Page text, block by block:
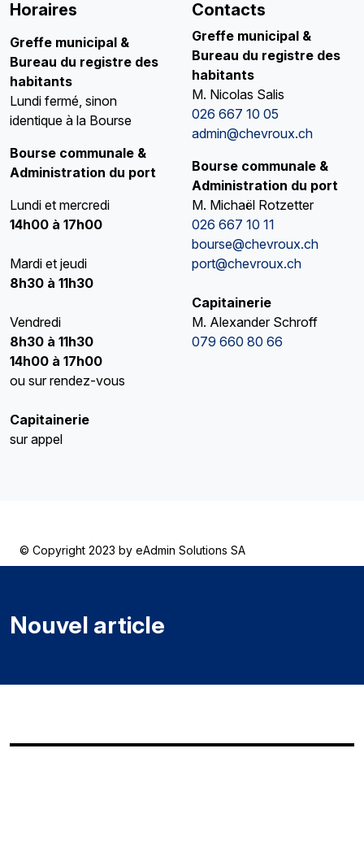
Horaires
Greffe municipal &
Bureau du registre des
habitants
Lundi fermé, sinon
identique à la Bourse
Bourse communale &
Administration du port
Lundi et mercredi
14h00 à 17h00
Mardi et jeudi
8h30 à 11h30
Vendredi
8h30 à 11h30
14h00 à 17h00
ou sur rendez-vous
Capitainerie
sur appel
Contacts
Greffe municipal &
Bureau du registre des
habitants
M. Nicolas Salis
026 667 10 05
admin@chevroux.ch
Bourse communale &
Administration du port
M. Michaël Rotzetter
026 667 10 11
bourse@chevroux.ch
port@chevroux.ch
Capitainerie
M. Alexander Schroff
079 660 80 66
© Copyright 2023 by eAdmin Solutions SA
Nouvel article